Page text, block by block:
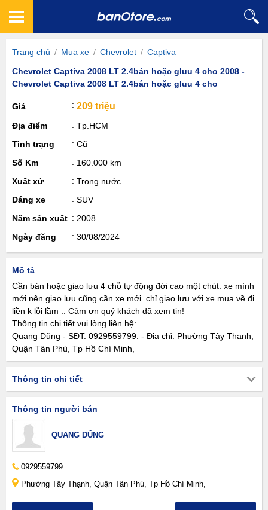
Trang chủ / Mua xe / Chevrolet / Captiva
Chevrolet Captiva 2008 LT 2.4bán hoặc gluu 4 cho 2008 -
Chevrolet Captiva 2008 LT 2.4bán hoặc gluu 4 cho
Giá 209 triệu
Địa điểm
Tp.HCM
Tình trạng
Cũ
Số Km
160.000 km
Xuất xứ
Trong nước
Dáng xe
SUV
Năm sản xuất
2008
Ngày đăng
30/08/2024
Mô tả
Cần bán hoặc giao lưu 4 chỗ tự động đời cao một chút. xe mình
mới nên giao lưu cũng cần xe mới. chỉ giao lưu với xe mua về đi
liền k lỗi lầm .. Cảm ơn quý khách đã xem tin!
Thông tin chi tiết vui lòng liên hệ:
Quang Dũng - SĐT: 0929559799: - Địa chỉ: Phường Tây Thạnh,
Quận Tân Phú, Tp Hồ Chí Minh,
Thông tin chi tiết
Thông tin người bán
QUANG DŨNG
0929559799
Phường Tây Thạnh, Quận Tân Phú, Tp Hồ Chí Minh,